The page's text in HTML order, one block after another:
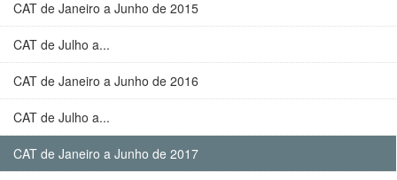
CAT de Janeiro a Junho de 2015
CAT de Julho a...
CAT de Janeiro a Junho de 2016
CAT de Julho a...
CAT de Janeiro a Junho de 2017